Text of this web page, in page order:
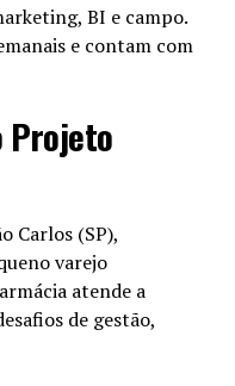
chance.”
emocional.
BI e campo.
e contam com
Projeto
Carlos (SP),
varejo
atende a
de gestão,